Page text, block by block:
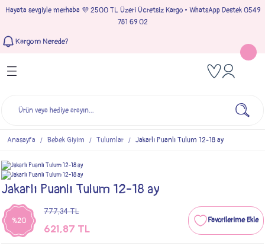
Hayata sevgiyle merhaba 💜 2500 TL Üzeri Ücretsiz Kargo • WhatsApp Destek 0549
781 69 02
Kargom Nerede?
Geri Dön
Geri Dön
Geri Dön
Geri Dön
Anasayfa Bebek Giyim Tulumlar Jakarlı Puanlı Tulum 12-18 ay
Jakarlı Puanlı Tulum 12-18 ay
%20
777,34 TL
621,87 TL